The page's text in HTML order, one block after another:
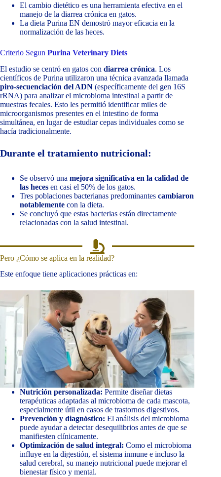
El cambio dietético es una herramienta efectiva en el
manejo de la diarrea crónica en gatos.
La dieta Purina EN demostró mayor eficacia en la
normalización de las heces.
Criterio Segun Purina Veterinary Diets
El estudio se centró en gatos con diarrea crónica. Los
científicos de Purina utilizaron una técnica avanzada llamada
piro-secuenciación del ADN (específicamente del gen 16S
rRNA) para analizar el microbioma intestinal a partir de
muestras fecales. Esto les permitió identificar miles de
microorganismos presentes en el intestino de forma
simultánea, en lugar de estudiar cepas individuales como se
hacía tradicionalmente.
Durante el tratamiento nutricional:
Se observó una mejora significativa en la calidad de
las heces en casi el 50% de los gatos.
Tres poblaciones bacterianas predominantes cambiaron
notablemente con la dieta.
Se concluyó que estas bacterias están directamente
relacionadas con la salud intestinal.
Pero ¿Cómo se aplica en la realidad?
Este enfoque tiene aplicaciones prácticas en:
Nutrición personalizada: Permite diseñar dietas
terapéuticas adaptadas al microbioma de cada mascota,
especialmente útil en casos de trastornos digestivos.
Prevención y diagnóstico: El análisis del microbioma
puede ayudar a detectar desequilibrios antes de que se
manifiesten clínicamente.
Optimización de salud integral: Como el microbioma
influye en la digestión, el sistema inmune e incluso la
salud cerebral, su manejo nutricional puede mejorar el
bienestar físico y mental.